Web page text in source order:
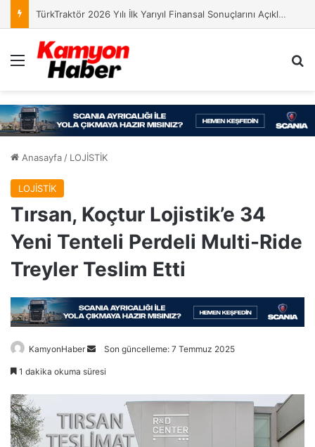
TürkTraktör 2026 Yılı İlk Yarıyıl Finansal Sonuçlarını Açıkladı
Menü
Anasayfa / LOJİSTİK
LOJİSTİK
Tırsan, Koçtur Lojistik’e 34
Yeni Tenteli Perdeli Multi-Ride
Treyler Teslim Etti
KamyonHaber
BirSon güncelleme: 7 Temmuz 2025
1 dakika okuma süresi